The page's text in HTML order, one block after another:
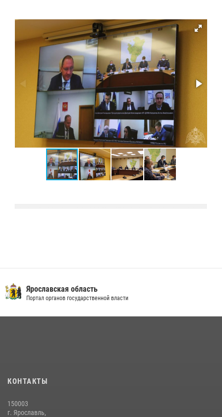
Ярославская область
Портал органов государственной власти
КОНТАКТЫ
150003
г. Ярославль,